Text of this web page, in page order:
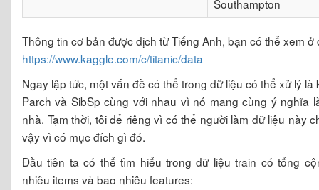
Southampton
Thông tin cơ bản được dịch từ Tiếng Anh, bạn có thể xem ở
https://www.kaggle.com/c/titanic/data
Ngay lập tức, một vấn đề có thể trong dữ liệu có thể xử lý là
Parch và SibSp cùng với nhau vì nó mang cùng ý nghĩa
nhà. Tạm thời, tôi để riêng vì có thể người làm dữ liệu này
vậy vì có mục đích gì đó.
Đầu tiên ta có thể tìm hiểu trong dữ liệu train có tổng
nhiêu items và bao nhiêu features: